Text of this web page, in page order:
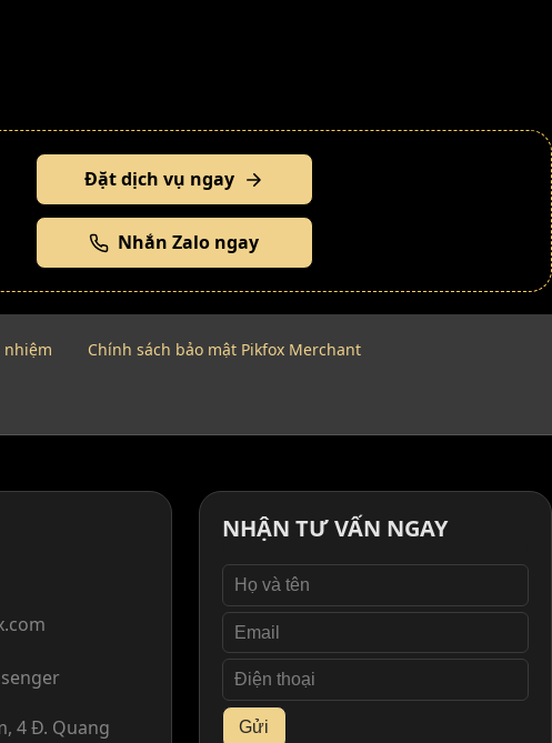
Đặt dịch vụ ngay
Nhắn Zalo ngay
Chính sách bảo mật Pikfox Merchant
4 Đ. Quang
NHẬN TƯ VẤN NGAY
Gửi